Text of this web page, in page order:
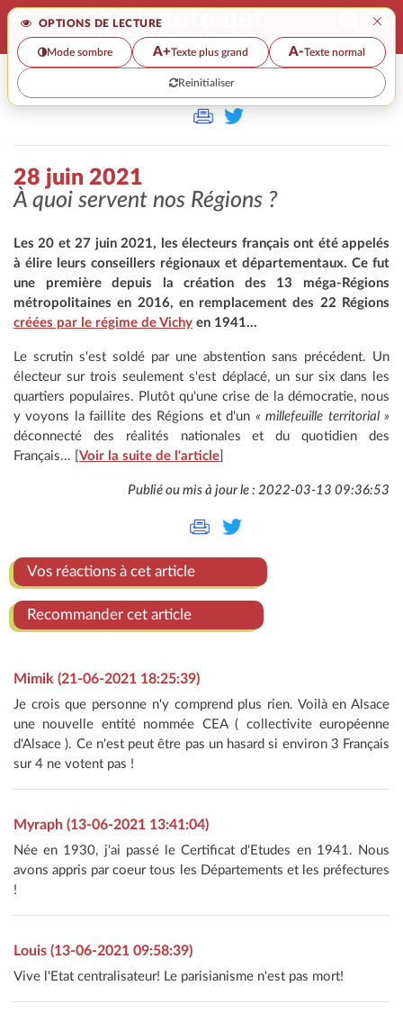
OPTIONS DE LECTURE ×
Mode sombre A+Texte plus grand A-Texte normal
Reinitialiser
>
28 juin 2021
À quoi servent nos Régions ?
Les 20 et 27 juin 2021, les électeurs français ont été appelés
à élire leurs conseillers régionaux et départementaux. Ce fut
une première depuis la création des 13 méga-Régions
métropolitaines en 2016, en remplacement des 22 Régions
créées par le régime de Vichy en 1941...
Le scrutin s'est soldé par une abstention sans précédent. Un
électeur sur trois seulement s'est déplacé, un sur six dans les
quartiers populaires. Plutôt qu'une crise de la démocratie, nous
y voyons la faillite des Régions et d'un « millefeuille territorial »
déconnecté des réalités nationales et du quotidien des
Français... [ Voir la suite de l'article
Publié ou mis à jour le : 2022-03-13 09:36:53
Vos réactions à cet article
Recommander cet article
Mimik (21-06-2021 18:25:39)
Je crois que personne n'y comprend plus rien. Voilà en Alsace
une nouvelle entité nommée CEA ( collectivite européenne
d'Alsace ). Ce n'est peut être pas un hasard si environ 3 Français
sur 4 ne votent pas !
Myraph (13-06-2021 13:41:04)
Née en 1930, j'ai passé le Certificat d'Etudes en 1941. Nous
avons appris par coeur tous les Départements et les préfectures
!
Louis (13-06-2021 09:58:39)
Vive l'Etat centralisateur! Le parisianisme n'est pas mort!